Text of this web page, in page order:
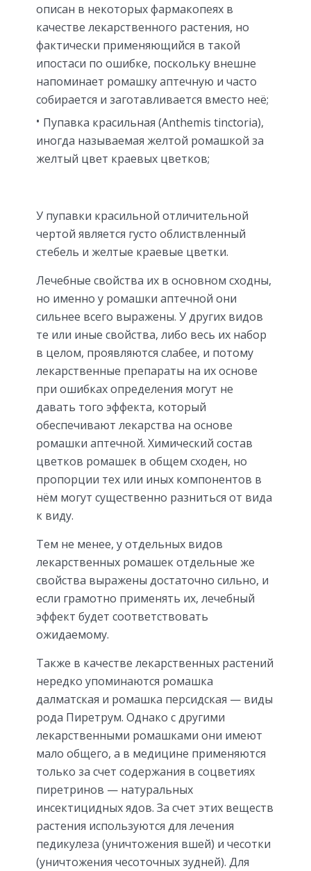
описан в некоторых фармакопеях в
качестве лекарственного растения, но
фактически применяющийся в такой
ипостаси по ошибке, поскольку внешне
напоминает ромашку аптечную и часто
собирается и заготавливается вместо неё;
Пупавка красильная (Anthemis tinctoria),
иногда называемая желтой ромашкой за
желтый цвет краевых цветков;
У пупавки красильной отличительной
чертой является густо облиствленный
стебель и желтые краевые цветки.
Лечебные свойства их в основном сходны,
но именно у ромашки аптечной они
сильнее всего выражены. У других видов
те или иные свойства, либо весь их набор
в целом, проявляются слабее, и потому
лекарственные препараты на их основе
при ошибках определения могут не
давать того эффекта, который
обеспечивают лекарства на основе
ромашки аптечной. Химический состав
цветков ромашек в общем сходен, но
пропорции тех или иных компонентов в
нём могут существенно разниться от вида
к виду.
Тем не менее, у отдельных видов
лекарственных ромашек отдельные же
свойства выражены достаточно сильно, и
если грамотно применять их, лечебный
эффект будет соответствовать
ожидаемому.
Также в качестве лекарственных растений
нередко упоминаются ромашка
далматская и ромашка персидская — виды
рода Пиретрум. Однако с другими
лекарственными ромашками они имеют
мало общего, а в медицине применяются
только за счет содержания в соцветиях
пиретринов — натуральных
инсектицидных ядов. За счет этих веществ
растения используются для лечения
педикулеза (уничтожения вшей) и чесотки
(уничтожения чесоточных зудней). Для